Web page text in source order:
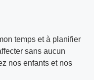
temps et à planifier
sans aucun
nos enfants et nos